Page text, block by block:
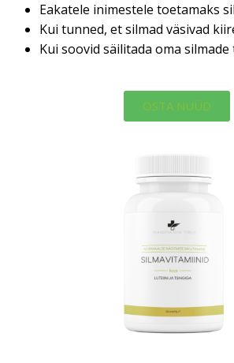
Eakatele inimestele toetamaks
Kui tunned, et silmad väsivad
Kui soovid säilitada oma
OSTA NÜÜD